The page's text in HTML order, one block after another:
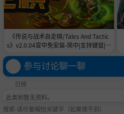
《传说与战术自走棋/Tales And Tactic
s》v2.0.04官中免安装-简中|支持键鼠|容
量5GB
参与讨论聊一聊
日榜
此类别暂无资料。
搜索-请尽量缩短关键字（如果搜不到）